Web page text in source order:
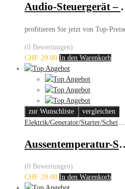
Audio-
profitieren Sie jetzt von Top-
(0 Bewertungen)
CHF 29.00 In den Warenkorb
zur Wunschliste
vergleichen
(0 Bewertungen)
CHF 29.00 In den Warenkorb